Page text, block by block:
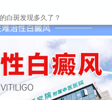
白斑发现多久了？